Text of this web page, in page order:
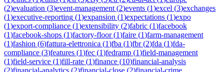
(2)evaluation (3)event-management (2)events (1)excel (3)exchanges
(1)executive-reporting (1)expansion (1)expectations (1)expo
(1)export-compliance (1)extensibility (2)fabric (1)facebook
(1)facebook-shops (1)factory-floor(1)faire (1)farm-management
(1)fashion (6)fattura-elettronica (1)fba (1)fbr(2)fda (1)fda-
compliance (3)features (1)fec (1)fedramp (1)field-management
(1)field-service (1)fill-rate (1)finance (10)financial-analysis
(2)financial-analytics (2)financial-close (2)financial-crime